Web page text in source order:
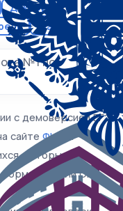
Декабрь
Май
№1 по
с демоверсией ЕГЭ
сайте ФИПИ
.
которые
ЕГЭ или ОГЭ